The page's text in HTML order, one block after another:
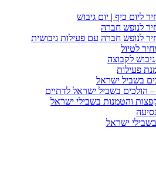
ליום כיף | יום גיבוש
לנופש חברה
לנופש חברה עם פעילות גיבושית
לטיול
לקבוצה
פעילות
בשביל ישראל
הולכים בשביל ישראל לדתיים
והטמנות בשבילי ישראל
ישראל